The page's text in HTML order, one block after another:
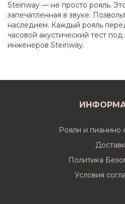
Steinway — не просто рояль.
запечатленная в звуке.
наследием. Каждый рояль
часовой акустический тест
инженеров Steinway.
Рояли и пианино
Политика
Условия